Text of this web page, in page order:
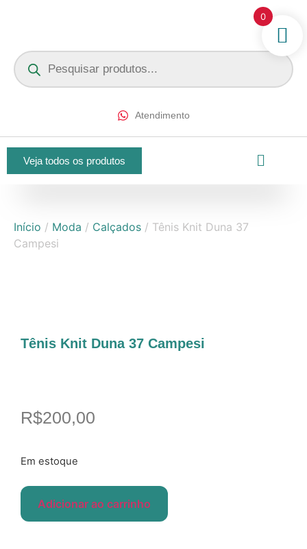
Atendimento
Veja todos os produtos
Início / Moda / Calçados / Tênis Knit Duna 37
Campesi
Tênis Knit Duna 37 Campesi
R$200,00
Em estoque
Adicionar ao carrinho
0